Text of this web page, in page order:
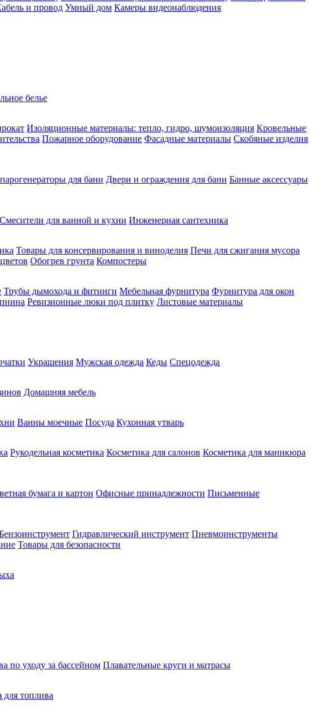
и провод Умный дом Камеры видеонаблюдения
белье
Изоляционные материалы: тепло, гидро, шумоизоляция Кровельные
Пожарное оборудование Фасадные материалы Скобяные изделия
для бани Двери и ограждения для бани Банные аксессуары
Смесители для ванной и кухни Инженерная сантехника
Товары для консервирования и виноделия Печи для сжигания мусора
Обогрев грунта Компостеры
Трубы дымохода и фитинги Мебельная фурнитура Фурнитура для окон
Ревизионные люки под плитку Листовые материалы
Украшения Мужская одежда Кеды Спецодежда
Домашняя мебель
Ванны моечные Посуда Кухонная утварь
Рукодельная косметика Косметика для салонов Косметика для маникюра
бумага и картон Офисные принадлежности Письменные
Гидравлический инструмент Пневмоинструменты
Товары для безопасности
по уходу за бассейном Плавательные круги и матрасы
для топлива